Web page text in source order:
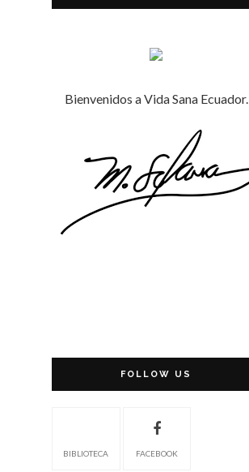
Bienvenidos a Vida Sana Ecuador.
FOLLOW US
BIBLIOTECA FACEBOOK